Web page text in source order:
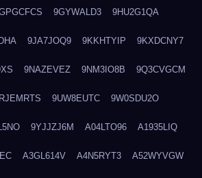
9GYWALD3 9HU2G1QA
9JA7JOQ9 9KKHTYIP 9KXDCNY7
9NAZEVEZ 9NM3IO8B 9Q3CVGCM
9UW8EUTC 9W0SDU2O
9YJJZJ6M A04LTO96 A1935LIQ
A3GL614V A4N5RYT3 A52WYVGW